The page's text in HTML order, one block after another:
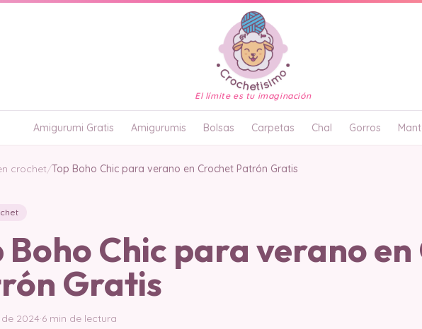
El límite es tu imaginación
Amigurumi Gratis Amigurumis Bolsas Carpetas Chal Gorros
crochet/Top Boho Chic para verano en Crochet Patrón Gratis
Boho Chic para verano
Gratis
2024·6 min de lectura